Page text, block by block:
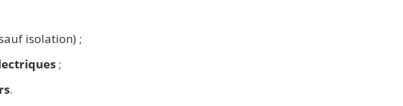
isolation) ;
;
.